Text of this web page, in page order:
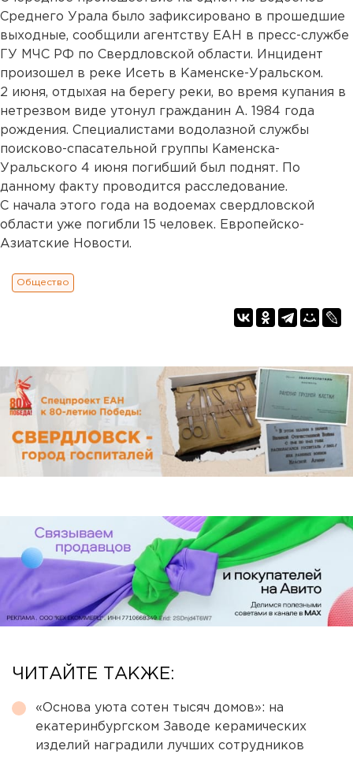
Среднего Урала было зафиксировано в прошедшие
выходные, сообщили агентству ЕАН в пресс-службе
ГУ МЧС РФ по Свердловской области. Инцидент
произошел в реке Исеть в Каменске-Уральском.
2 июня, отдыхая на берегу реки, во время купания в
нетрезвом виде утонул гражданин А. 1984 года
рождения. Специалистами водолазной службы
поисково-спасательной группы Каменска-
Уральского 4 июня погибший был поднят. По
данному факту проводится расследование.
С начала этого года на водоемах свердловской
области уже погибли 15 человек. Европейско-
Азиатские Новости.
Общество
ЧИТАЙТЕ ТАКЖЕ:
«Основа уюта сотен тысяч домов»: на
екатеринбургском Заводе керамических
изделий наградили лучших сотрудников